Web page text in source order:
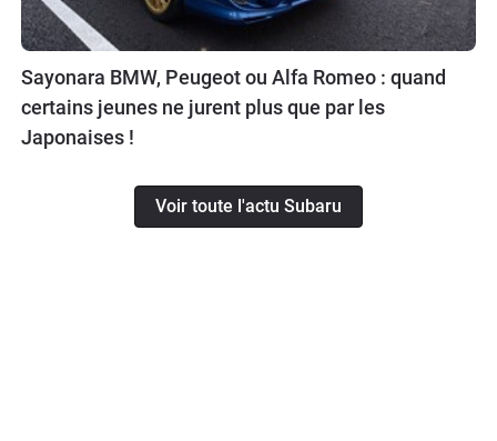
Sayonara BMW, Peugeot ou Alfa Romeo : quand
certains jeunes ne jurent plus que par les
Japonaises !
Voir toute l'actu Subaru